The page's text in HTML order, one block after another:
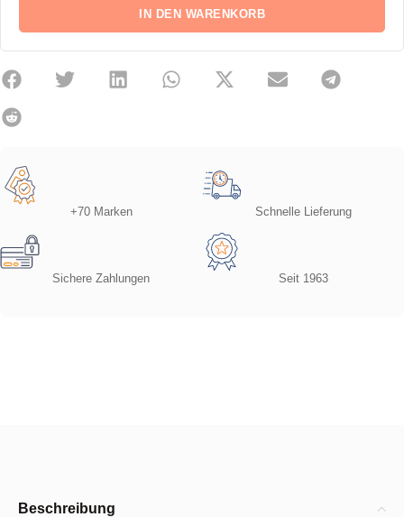
IN DEN WARENKORB
+70 Marken Schnelle Lieferung
Sichere Zahlungen Seit 1963
Beschreibung